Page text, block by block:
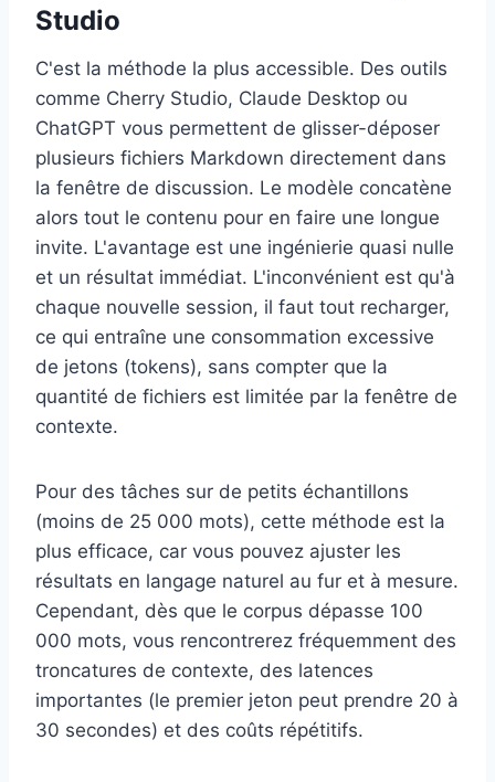
Studio
C'est la méthode la plus accessible. Des outils
comme Cherry Studio, Claude Desktop ou
ChatGPT vous permettent de glisser-déposer
plusieurs fichiers Markdown directement dans
la fenêtre de discussion. Le modèle concatène
alors tout le contenu pour en faire une longue
invite. L'avantage est une ingénierie quasi nulle
et un résultat immédiat. L'inconvénient est qu'à
chaque nouvelle session, il faut tout recharger,
ce qui entraîne une consommation excessive
de jetons (tokens), sans compter que la
quantité de fichiers est limitée par la fenêtre de
contexte.
Pour des tâches sur de petits échantillons
(moins de 25 000 mots), cette méthode est la
plus efficace, car vous pouvez ajuster les
résultats en langage naturel au fur et à mesure.
Cependant, dès que le corpus dépasse 100
000 mots, vous rencontrerez fréquemment des
troncatures de contexte, des latences
importantes (le premier jeton peut prendre 20 à
30 secondes) et des coûts répétitifs.